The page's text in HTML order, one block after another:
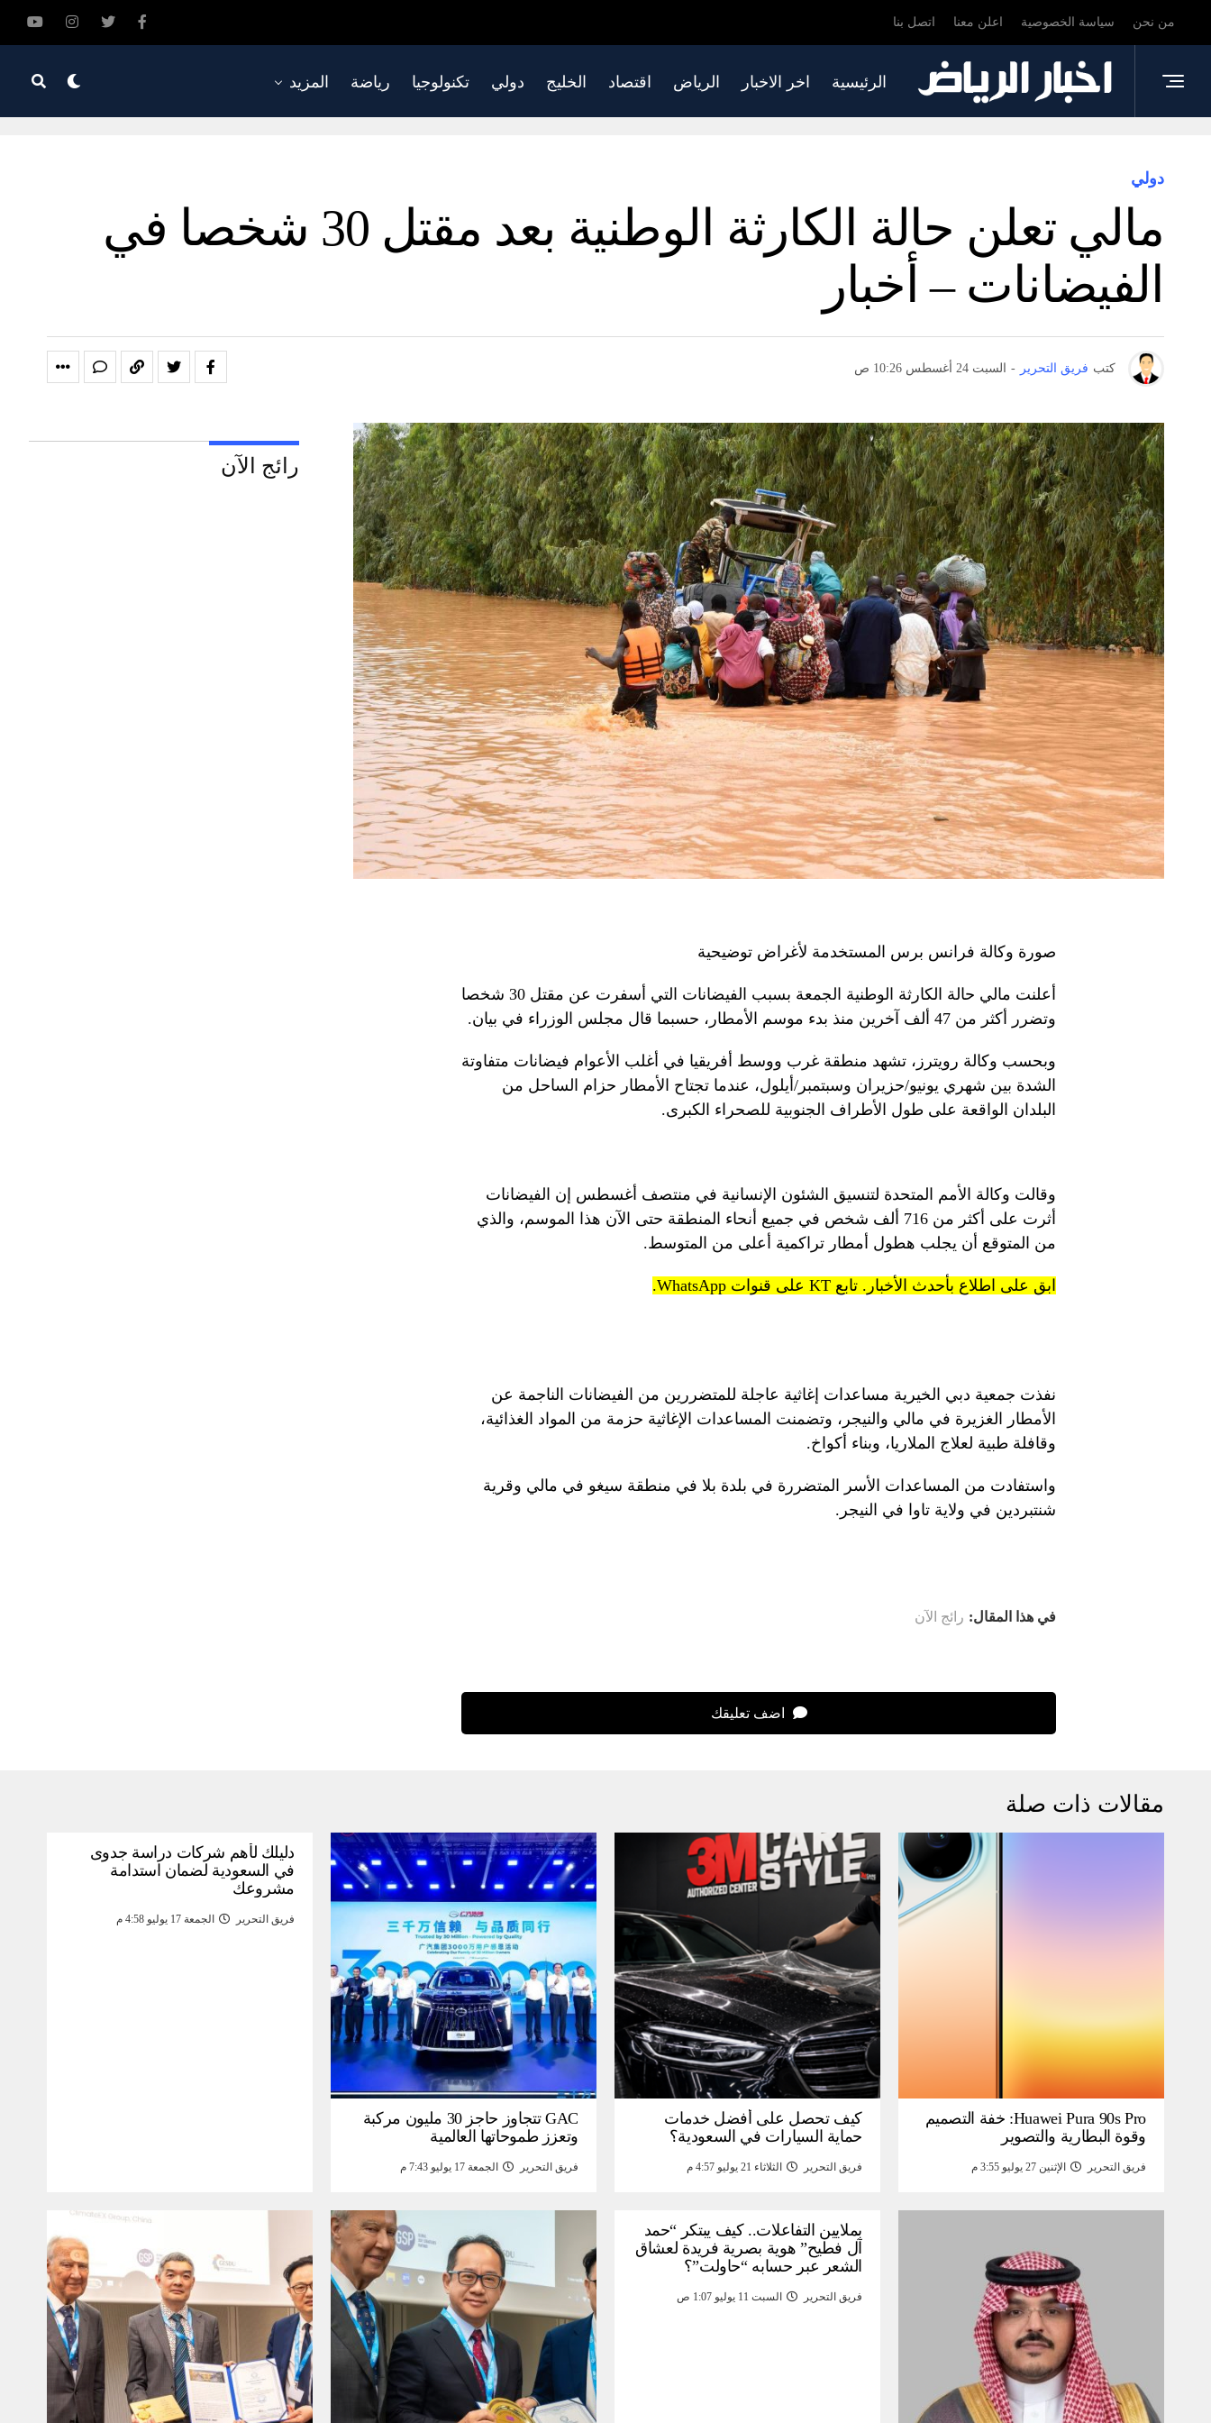
من نحن سياسة الخصوصية اعلن معنا اتصل بنا
الرئيسية اخر الاخبار الرياض اقتصاد الخليج دولي تكنولوجيا رياضة المزيد
دولي
مالي تعلن حالة الكارثة الوطنية بعد مقتل 30 شخصا في
الفيضانات – أخبار
كتب فريق التحرير - السبت 24 أغسطس 10:26 ص
صورة وكالة فرانس برس المستخدمة لأغراض توضيحية
أعلنت مالي حالة الكارثة الوطنية الجمعة بسبب الفيضانات التي أسفرت عن مقتل 30 شخصا
وتضرر أكثر من 47 ألف آخرين منذ بدء موسم الأمطار، حسبما قال مجلس الوزراء في بيان.
وبحسب وكالة رويترز، تشهد منطقة غرب ووسط أفريقيا في أغلب الأعوام فيضانات متفاوتة
الشدة بين شهري يونيو/حزيران وسبتمبر/أيلول، عندما تجتاح الأمطار حزام الساحل من
البلدان الواقعة على طول الأطراف الجنوبية للصحراء الكبرى.
وقالت وكالة الأمم المتحدة لتنسيق الشئون الإنسانية في منتصف أغسطس إن الفيضانات
أثرت على أكثر من 716 ألف شخص في جميع أنحاء المنطقة حتى الآن هذا الموسم، والذي
من المتوقع أن يجلب هطول أمطار تراكمية أعلى من المتوسط.
ابق على اطلاع بأحدث الأخبار. تابع KT على قنوات WhatsApp.
نفذت جمعية دبي الخيرية مساعدات إغاثية عاجلة للمتضررين من الفيضانات الناجمة عن
الأمطار الغزيرة في مالي والنيجر، وتضمنت المساعدات الإغاثية حزمة من المواد الغذائية،
وقافلة طبية لعلاج الملاريا، وبناء أكواخ.
واستفادت من المساعدات الأسر المتضررة في بلدة بلا في منطقة سيغو في مالي وقرية
شنتبردين في ولاية تاوا في النيجر.
في هذا المقال: رائج الآن
اضف تعليقك
رائج الآن
مقالات ذات صلة
Huawei Pura 90s Pro: خفة التصميم
وقوة البطارية والتصوير
فريق التحرير الإثنين 27 يوليو 3:55 م
كيف تحصل على أفضل خدمات
حماية السيارات في السعودية؟
فريق التحرير الثلاثاء 21 يوليو 4:57 م
GAC تتجاوز حاجز 30 مليون مركبة
وتعزز طموحاتها العالمية
فريق التحرير الجمعة 17 يوليو 7:43 م
دليلك لأهم شركات دراسة جدوى
في السعودية لضمان استدامة
مشروعك
فريق التحرير الجمعة 17 يوليو 4:58 م
بملايين التفاعلات.. كيف يبتكر “حمد
آل فطيح” هوية بصرية فريدة لعشاق
الشعر عبر حسابه “حاولت”؟
فريق التحرير السبت 11 يوليو 1:07 ص